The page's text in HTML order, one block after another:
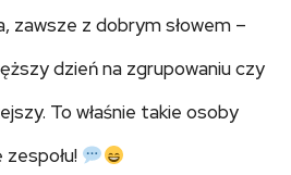
zawsze z dobrym słowem –
dzień na zgrupowaniu czy
To właśnie takie osoby
zespołu!